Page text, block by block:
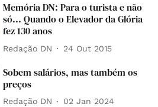
Memória DN: Para o turista e não
só... Quando o Elevador da Glória
fez 130 anos
Redação DN 24 Out 2015
Sobem salários, mas também os
preços
Redação DN 02 Jan 2024